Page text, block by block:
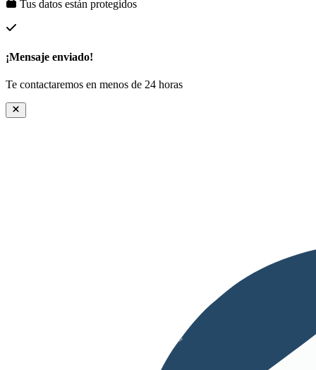
Tus datos están protegidos
¡Mensaje enviado!
Te contactaremos en menos de 24 horas